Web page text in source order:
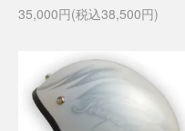
35,000円(税込38,500円)